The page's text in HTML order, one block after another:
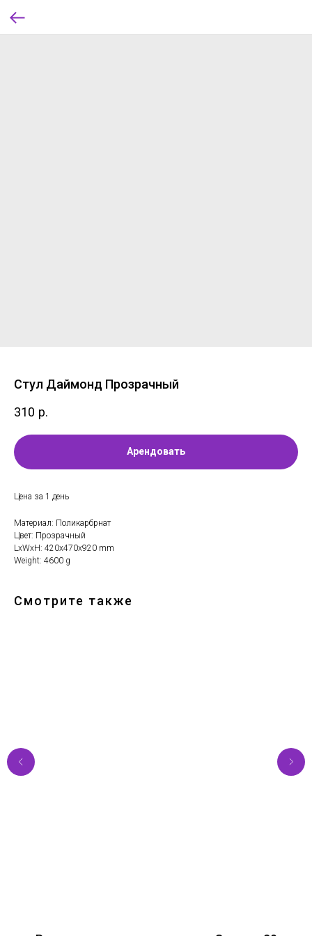
Стул Даймонд Прозрачный
310 р.
Арендовать
Цена за 1 день
Материал: Поликарбрнат
Цвет: Прозрачный
LxWxH: 420x470x920 mm
Weight: 4600 g
Смотрите также